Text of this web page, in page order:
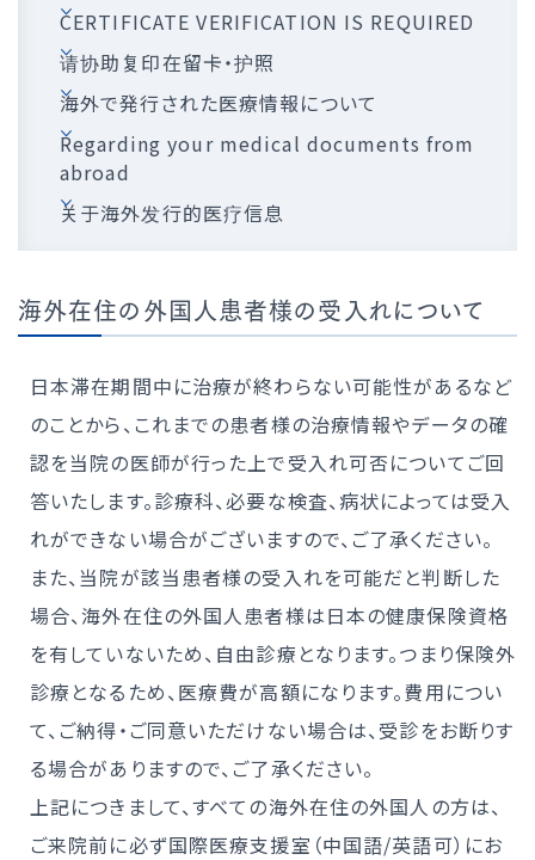
CERTIFICATE VERIFICATION IS REQUIRED
请协助复印在留卡・护照
海外で発行された医療情報について
Regarding your medical documents from
abroad
关于海外发行的医疗信息
海外在住の外国人患者様の受入れについて
日本滞在期間中に治療が終わらない可能性があるなど
のことから、これまでの患者様の治療情報やデータの確
認を当院の医師が行った上で受入れ可否についてご回
答いたします。診療科、必要な検査、病状によっては受入
れができない場合がございますので、ご了承ください。
また、当院が該当患者様の受入れを可能だと判断した
場合、海外在住の外国人患者様は日本の健康保険資格
を有していないため、自由診療となります。つまり保険外
診療となるため、医療費が高額になります。費用につい
て、ご納得・ご同意いただけない場合は、受診をお断りす
る場合がありますので、ご了承ください。
上記につきまして、すべての海外在住の外国人の方は、
ご来院前に必ず国際医療支援室（中国語/英語可）にお